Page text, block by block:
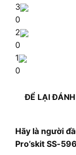
3
0
2
0
1
0
ĐỂ LẠI
Hãy là người
Pro’skit SS-